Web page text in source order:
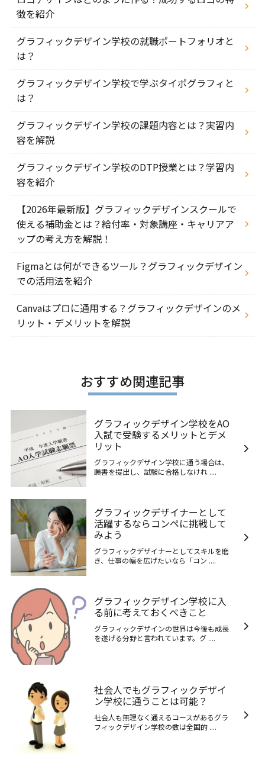
徴を紹介
グラフィックデザイン学校の就職ポートフォリオと
は？
グラフィックデザイン学校で学ぶタイポグラフィと
は？
グラフィックデザイン学校の課題内容とは？実習内
容を解説
グラフィックデザイン学校のDTP授業とは？学習内
容を紹介
【2026年最新版】グラフィックデザインスクールで
使える補助金とは？給付率・対象講座・キャリアア
ップの考え方を解説！
Figmaとは何ができるツール？グラフィックデザイン
での活用法を紹介
Canvaはプロに通用する？グラフィックデザインのメ
リット・デメリットを解説
おすすめ関連記事
グラフィックデザイン学校をAO
入試で受験するメリットとデメ
リット
グラフィックデザイン学校に通う場合は、
願書を提出し、試験に合格しなけれ ....
グラフィックデザイナーとして
活躍するならコンペに挑戦して
みよう
グラフィックデザイナーとしてスキルを磨
き、仕事の幅を広げたいなら「コン ....
グラフィックデザイン学校に入
る前に考えておくべきこと
グラフィックデザインの世界は今後も成長
を遂げる分野と言われています。グ ....
社会人でもグラフィックデザイ
ン学校に通うことは可能？
社会人も無理なく通えるコースがあるグラ
フィックデザイン学校の数は全国的 ....